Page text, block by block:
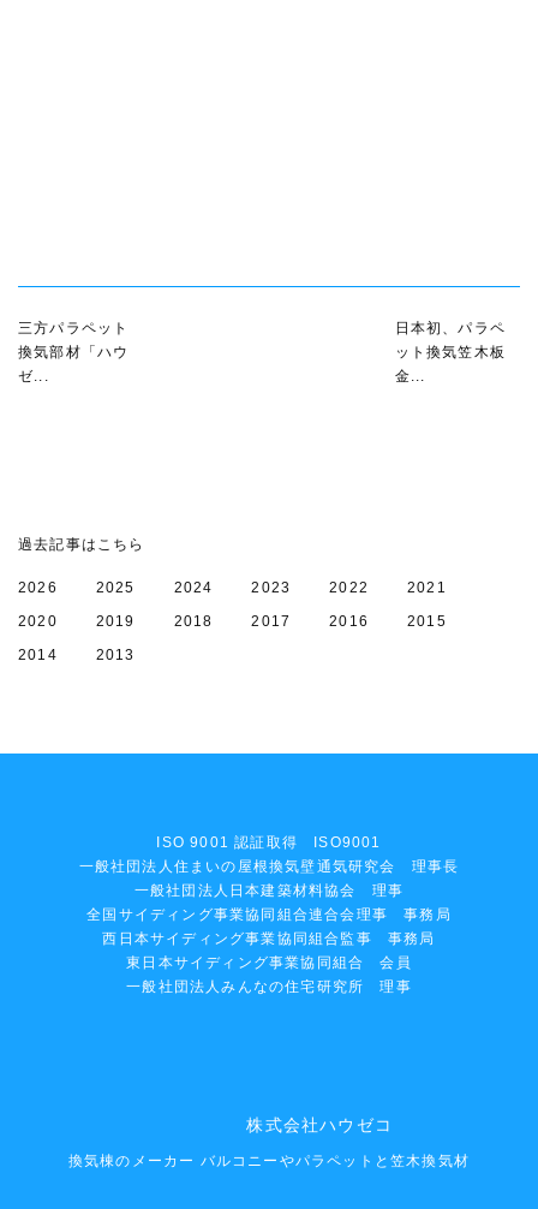
三方パラペット
換気部材「ハウ
ゼ...
日本初、パラペ
ット換気笠木板
金...
過去記事はこちら
2026 2025 2024 2023 2022
2021
2020
2019 2018 2017 2016
2015
2014
2013
ISO 9001 認証取得 ISO9001
一般社団法人住まいの屋根換気壁通気研究会 理事長
一般社団法人日本建築材料協会 理事
全国サイディング事業協同組合連合会理事 事務局
西日本サイディング事業協同組合監事 事務局
東日本サイディング事業協同組合 会員
一般社団法人みんなの住宅研究所 理事
株式会社ハウゼコ
換気棟のメーカー バルコニーやパラペットと笠木換気材